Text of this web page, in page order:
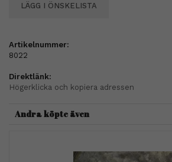
LÄGG I ÖNSKELISTA
Artikelnummer:
8022
Direktlänk:
Högerklicka och kopiera adressen
Andra köpte även